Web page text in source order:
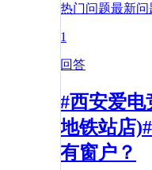
热门问题最新问
1
回答
#西安爱
地铁站店
有窗户？